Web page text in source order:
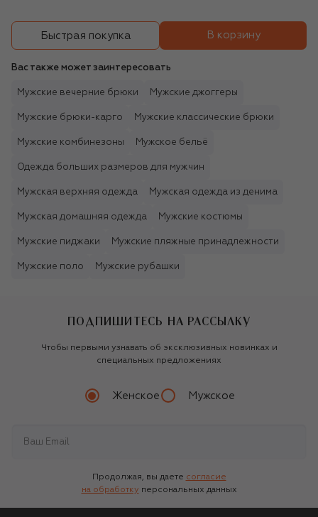
Быстрая покупка В корзину
Вас также может заинтересовать
Мужские вечерние брюки Мужские джоггеры
Мужские брюки-карго Мужские классические брюки
Мужские комбинезоны Мужское бельё
Одежда больших размеров для мужчин
Мужская верхняя одежда Мужская одежда из денима
Мужская домашняя одежда Мужские костюмы
Мужские пиджаки Мужские пляжные принадлежности
Мужские поло Мужские рубашки
ПОДПИШИТЕСЬ НА РАССЫЛКУ
Чтобы первыми узнавать об эксклюзивных новинках и
специальных предложениях
Женское Мужское
Продолжая, вы даете согласие
на обработку персональных данных